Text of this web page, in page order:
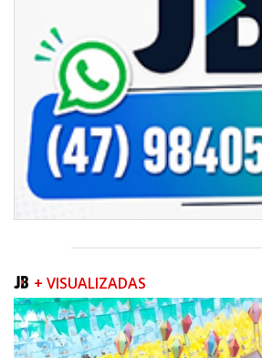
06/08/2026 | 07:00
+ VISUALIZADAS